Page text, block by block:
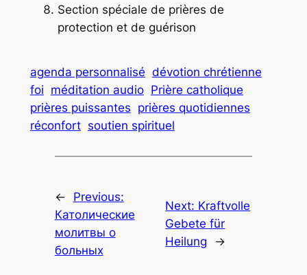
Section spéciale de prières de
protection et de guérison
agenda personnalisé dévotion chrétienne
foi méditation audio Prière catholique
prières puissantes prières quotidiennes
réconfort soutien spirituel
←
Previous:
Католические
молитвы о
больных
Next: Kraftvolle
Gebete für
Heilung
→